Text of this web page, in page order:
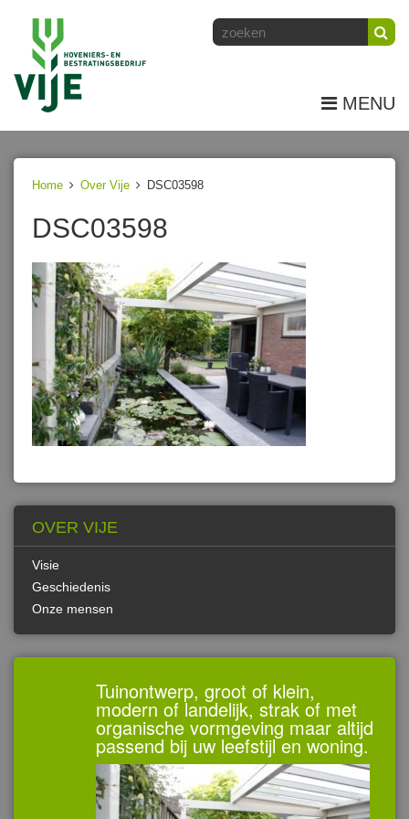
MENU
Home Over Vije DSC03598
DSC03598
OVER VIJE
Visie
Geschiedenis
Onze mensen
Tuinontwerp, groot of klein,
modern of landelijk, strak of met
organische vormgeving maar altijd
passend bij uw leefstijl en woning.